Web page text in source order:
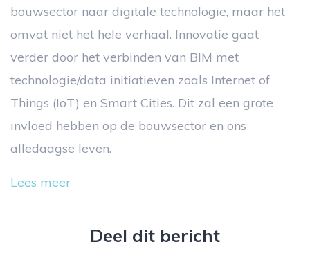
bouwsector naar digitale technologie, maar het
omvat niet het hele verhaal. Innovatie gaat
verder door het verbinden van BIM met
technologie/data initiatieven zoals Internet of
Things (IoT) en Smart Cities. Dit zal een grote
invloed hebben op de bouwsector en ons
alledaagse leven.
Lees meer
Deel dit bericht